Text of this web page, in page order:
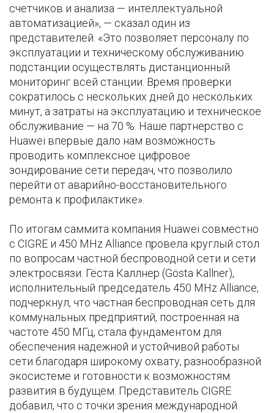
счетчиков и анализа — интеллектуальной
автоматизацией», — сказал один из
представителей. «Это позволяет персоналу по
эксплуатации и техническому обслуживанию
подстанции осуществлять дистанционный
мониторинг всей станции. Время проверки
сократилось с нескольких дней до нескольких
минут, а затраты на эксплуатацию и техническое
обслуживание — на 70 %. Наше партнерство с
Huawei впервые дало нам возможность
проводить комплексное цифровое
зондирование сети передач, что позволило
перейти от аварийно-восстановительного
ремонта к профилактике».
По итогам саммита компания Huawei совместно
с CIGRE и 450 MHz Alliance провела круглый стол
по вопросам частной беспроводной сети и сети
электросвязи. Гёста Каллнер (Gösta Kallner),
исполнительный председатель 450 MHz Alliance,
подчеркнул, что частная беспроводная сеть для
коммунальных предприятий, построенная на
частоте 450 МГц, стала фундаментом для
обеспечения надежной и устойчивой работы
сети благодаря широкому охвату, разнообразной
экосистеме и готовности к возможностям
развития в будущем. Представитель CIGRE
добавил, что с точки зрения международной